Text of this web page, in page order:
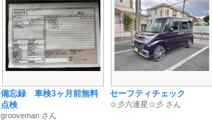
備忘録 車検3ヶ月前無料
点検
grooveman さん
セーフティチェック
☆彡六連星☆彡 さん